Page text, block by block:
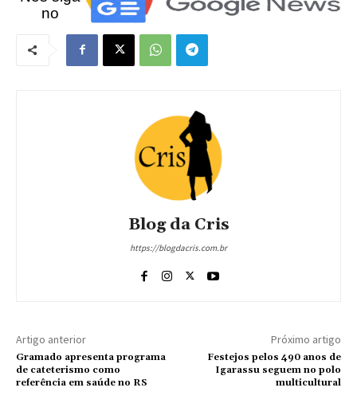
no
Blog da Cris
https://blogdacris.com.br
Artigo anterior
Gramado apresenta programa
de cateterismo como
referência em saúde no RS
Próximo artigo
Festejos pelos 490 anos de
Igarassu seguem no polo
multicultural